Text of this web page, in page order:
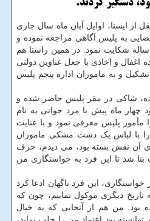
دستگیر كردند.
از ایسنا، اوایل آبان ماه سال جاری
به پلیس آگاهی مراجعه نموده و
فردی به هویت عمران، ۳۵ ساله شکایت نمود. در همین راستا هم
اغفال و اخاذی با جعل عناوین دولتی
و به ماموران اداره پنجم پلیس
شاکی در مقر پلیس حاضر شده و
چهار ماه پیش با مرد جوانی به نام
پلیس معرفی نمود و با عنایت
را با لباس یک دست مشکی ماموران
آن نقش بسته بود، می دیدم، حرف
بنا شد تا این فرد به خواستگاری من
این فرد ناگهان ادعا کرد
تاریخ دیگری موکول نماییم، چون که
من هم از آنجایی که به خیال
بود اعتماد من را جلب نماید،